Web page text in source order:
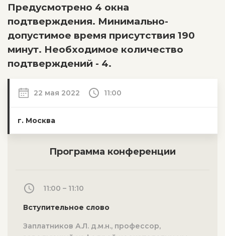
Предусмотрено 4 окна
подтверждения. Минимально-
допустимое время присутствия 190
минут. Необходимое количество
подтверждений - 4.
22 мая 2022 11:00
г. Москва
Программа конференции
11:00 – 11:10
Вступительное слово
Заплатников А.Л. д.м.н., профессор,